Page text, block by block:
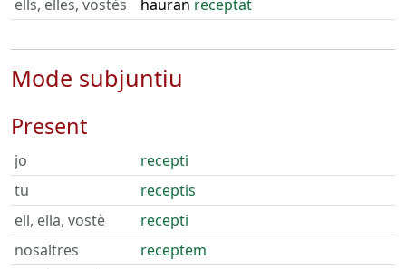
ells, elles, vostès hauran receptat
Mode subjuntiu
Present
jo
recepti
tu
receptis
ell, ella, vostè
recepti
nosaltres
receptem